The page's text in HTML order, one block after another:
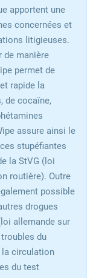
apportent une
concernées et
litigieuses.
de manière
permet de
rapide la
de cocaïne,
assure ainsi le
stupéfiantes
la StVG (loi
routière). Outre
possible
drogues
allemande sur
du
la circulation
du test